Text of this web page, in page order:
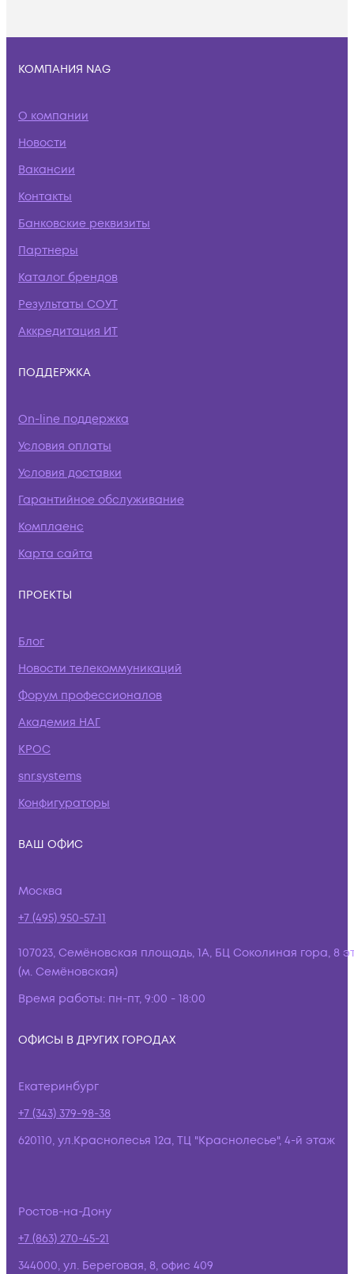
КОМПАНИЯ NAG
О компании
Новости
Вакансии
Контакты
Банковские реквизиты
Партнеры
Каталог брендов
Результаты СОУТ
Аккредитация ИТ
ПОДДЕРЖКА
On-line поддержка
Условия оплаты
Условия доставки
Гарантийное обслуживание
Комплаенс
Карта сайта
ПРОЕКТЫ
Блог
Новости телекоммуникаций
Форум профессионалов
Академия НАГ
КРОС
snr.systems
Конфигураторы
ВАШ ОФИС
Москва
+7 (495) 950-57-11
107023, Семёновская площадь, 1А, БЦ Соколиная гора, 8
(м. Семёновская)
Время работы: пн-пт, 9:00 - 18:00
ОФИСЫ В ДРУГИХ ГОРОДАХ
Екатеринбург
+7 (343) 379-98-38
620110, ул.Краснолесья 12а, ТЦ "Краснолесье", 4-й этаж
Ростов-на-Дону
+7 (863) 270-45-21
344000, ул. Береговая, 8, офис 409